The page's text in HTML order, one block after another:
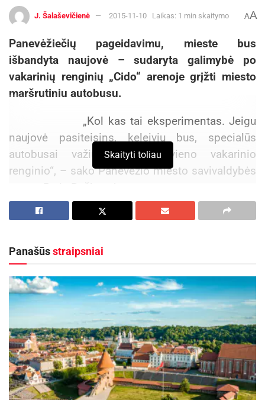
J. Šalaševičienė 2015-11-10 Laikas: 1 min skaitymo AA
Panevėžiečių pageidavimu, mieste bus
išbandyta naujovė – sudaryta galimybė po
vakarinių renginių „Cido“ arenoje grįžti miesto
maršrutiniu autobusu.
„Kol kas tai eksperimentas. Jeigu
naujovė pasiteisins, keleivių bus, specialūs
autobusai važiuos po kiekvieno vakarinio
renginio“, – sako Panevėžio miesto savivaldybės
meras Rytis Račkauskas.
Aktualios naujienos
DHL perka „Venipak“ grupę: stiprins pozicijas
Baltijos šalyse
Europos Sąjungos sankcijos „Mere“ tinklo
savininkams: ekonominio saugumo ir solidarumo
su Ukraina užtikrinimas
2026-07-25
Numatytas specialių 3-iojo ir 11-ojo
maršrutų autobusų išvykimo laikas – 20 minučių
Skaityti toliau
Panašūsstraipsniai